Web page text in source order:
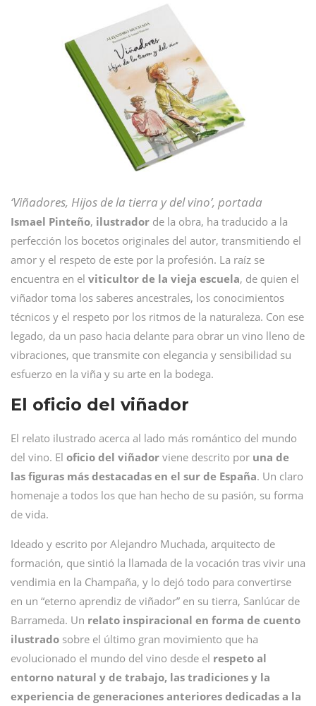
‘Viñadores, Hijos de la tierra y del vino’, portada
Ismael Pinteño, ilustrador de la obra, ha traducido a la
perfección los bocetos originales del autor, transmitiendo el
amor y el respeto de este por la profesión. La raíz se
encuentra en el viticultor de la vieja escuela, de quien el
viñador toma los saberes ancestrales, los conocimientos
técnicos y el respeto por los ritmos de la naturaleza. Con ese
legado, da un paso hacia delante para obrar un vino lleno de
vibraciones, que transmite con elegancia y sensibilidad su
esfuerzo en la viña y su arte en la bodega.
El oficio del viñador
El relato ilustrado acerca al lado más romántico del mundo
del vino. El oficio del viñador viene descrito por una de
las figuras más destacadas en el sur de España. Un claro
homenaje a todos los que han hecho de su pasión, su forma
de vida.
Ideado y escrito por Alejandro Muchada, arquitecto de
formación, que sintió la llamada de la vocación tras vivir una
vendimia en la Champaña, y lo dejó todo para convertirse
en un “eterno aprendiz de viñador” en su tierra, Sanlúcar de
Barrameda. Un relato inspiracional en forma de cuento
ilustrado sobre el último gran movimiento que ha
evolucionado el mundo del vino desde el respeto al
entorno natural y de trabajo, las tradiciones y la
experiencia de generaciones anteriores dedicadas a la